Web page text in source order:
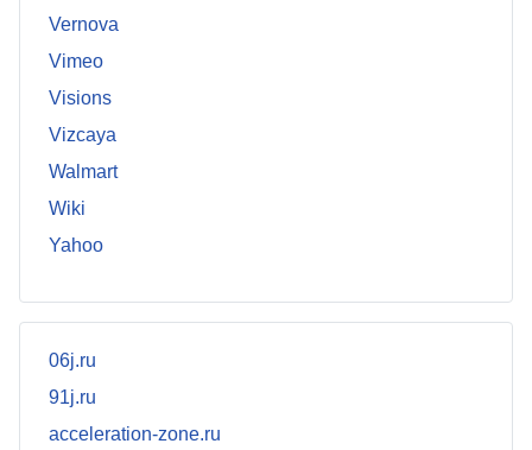
Vernova
Vimeo
Visions
Vizcaya
Walmart
Wiki
Yahoo
06j.ru
91j.ru
acceleration-zone.ru